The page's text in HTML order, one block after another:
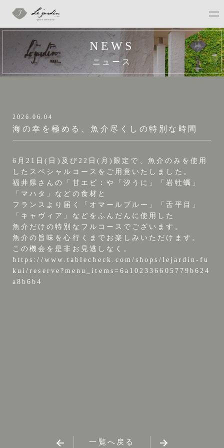
NEWS
ニュース
2026.06.04
海の幸を極める、魚介尽くしの特別な時間
6月21日(日)及び22日(月)限定で、魚介のみを使用
したスペシャルコースをご用意いたしました。
福井県さんの「甘エビ：や「汐うに」「岩牡蠣」
「マハタ」などの食材と
フランスより届く「オマールブルー」「舌平目」
「キャヴィア」などをふんだんに使用した
魚介だけの特別なフルコースでございます。
魚介の旨味を心行くまでお楽しみいただけます。
この機会を是非お見逃しなく。
https://www.tablecheck.com/shops/lejardin-fu
kui/reserve?menu_items=6a102336605779b624
a8b6b4
一覧へ戻る